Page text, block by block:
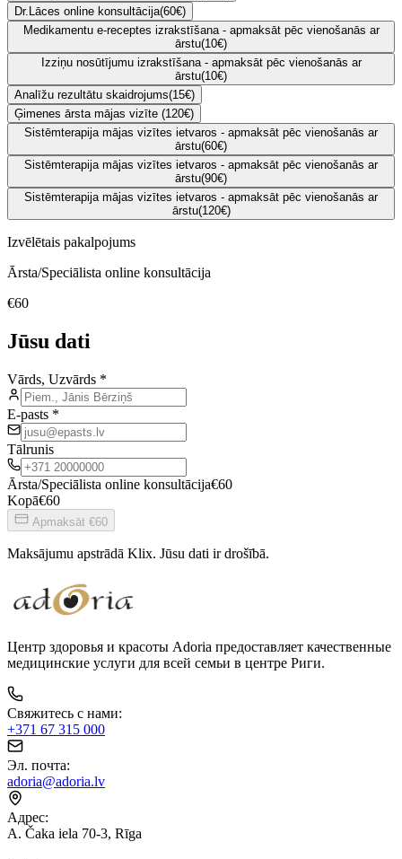
Dr.Lāces online konsultācija(60€)
Medikamentu e-receptes izrakstīšana - apmaksāt pēc vienošanās ar
ārstu(10€)
Izziņu nosūtījumu izrakstīšana - apmaksāt pēc vienošanās ar
ārstu(10€)
Analīžu rezultātu skaidrojums(15€)
Ģimenes ārsta mājas vizīte (120€)
Sistēmterapija mājas vizītes ietvaros - apmaksāt pēc vienošanās ar
ārstu(60€)
Sistēmterapija mājas vizītes ietvaros - apmaksāt pēc vienošanās ar
ārstu(90€)
Sistēmterapija mājas vizītes ietvaros - apmaksāt pēc vienošanās ar
ārstu(120€)
Izvēlētais pakalpojums
Ārsta/Speciālista online konsultācija
€60
Jūsu dati
Vārds, Uzvārds *
E-pasts *
Tālrunis
Ārsta/Speciālista online konsultācija€60
Kopā€60
Apmaksāt €60
Maksājumu apstrādā Klix. Jūsu dati ir drošībā.
Центр здоровья и красоты Adoria предоставляет качественные
медицинские услуги для всей семьи в центре Риги.
Свяжитесь с нами:
+371 67 315 000
Эл. почта:
adoria@adoria.lv
Адрес:
A. Čaka iela 70-3, Rīga